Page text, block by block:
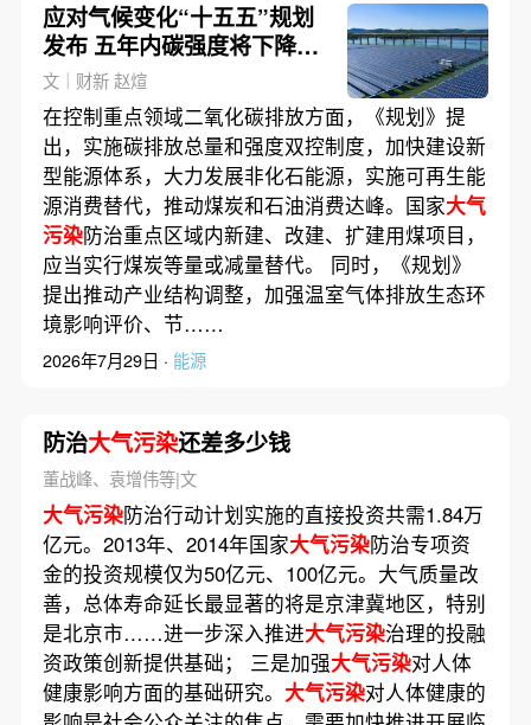
应对气候变化“十五五”规划
发布 五年内碳强度将下降
17%
文｜财新 赵煊
在控制重点领域二氧化碳排放方面，《规划》提
出，实施碳排放总量和强度双控制度，加快建设新
型能源体系，大力发展非化石能源，实施可再生能
源消费替代，推动煤炭和石油消费达峰。国家大气
污染防治重点区域内新建、改建、扩建用煤项目，
应当实行煤炭等量或减量替代。 同时，《规划》
提出推动产业结构调整，加强温室气体排放生态环
境影响评价、节……
2026年7月29日 · 能源
防治大气污染还差多少钱
董战峰、袁增伟等|文
大气污染防治行动计划实施的直接投资共需1.84万
亿元。2013年、2014年国家大气污染防治专项资
金的投资规模仅为50亿元、100亿元。大气质量改
善，总体寿命延长最显著的将是京津冀地区，特别
是北京市……进一步深入推进大气污染治理的投融
资政策创新提供基础； 三是加强大气污染对人体
健康影响方面的基础研究。 大气污染对人体健康的